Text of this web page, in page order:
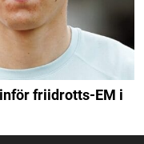
friidrotts-EM i